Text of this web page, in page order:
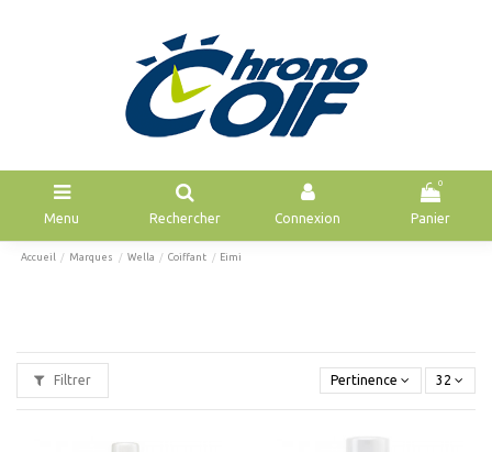
Menu Rechercher Connexion
0
Panier
Accueil Marques Wella Coiffant Eimi
Filtrer Pertinence 32